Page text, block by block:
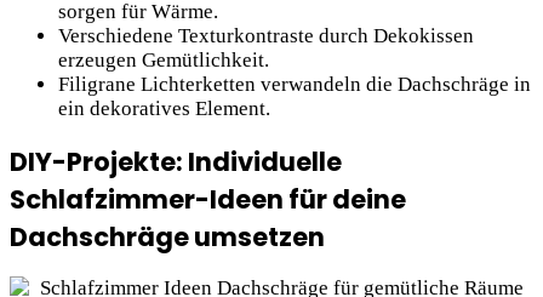
sorgen für Wärme.
Verschiedene Texturkontraste durch Dekokissen
erzeugen Gemütlichkeit.
Filigrane Lichterketten verwandeln die Dachschräge in
ein dekoratives Element.
DIY-Projekte: Individuelle
Schlafzimmer-Ideen für deine
Dachschräge umsetzen